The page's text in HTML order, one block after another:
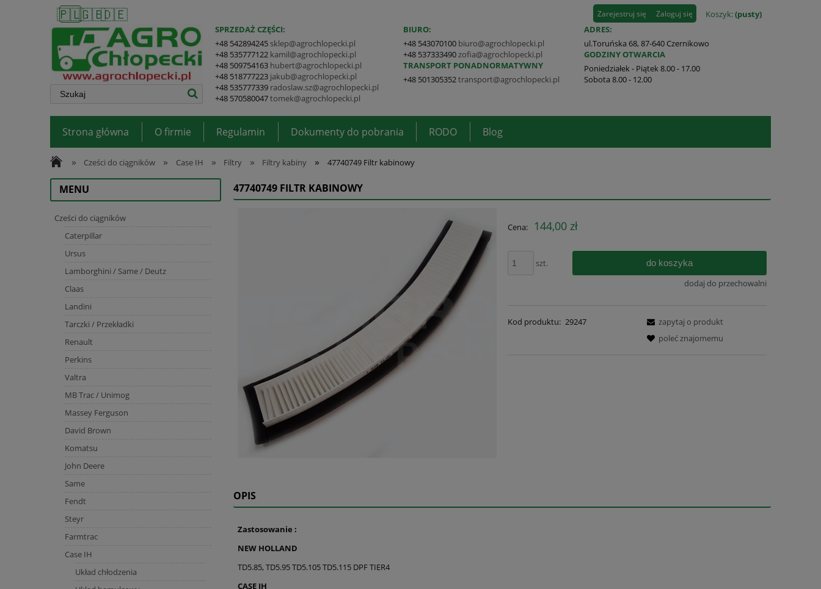
🇵🇱🇬🇧🇩🇪 Koszyk:(pusty)
Zarejestruj się Zaloguj się
SPRZEDAŻ CZĘŚCI:
+48 542894245 sklep@agrochlopecki.pl
+48 535777122 kamil@agrochlopecki.pl
+48 509754163 hubert@agrochlopecki.pl
+48 518777223 jakub@agrochlopecki.pl
+48 535777339 radoslaw.sz@agrochlopecki.pl
+48 570580047tomek@agrochlopecki.pl
BIURO:
+48 543070100 biuro@agrochlopecki.pl
+48 537333490 zofia@agrochlopecki.pl
TRANSPORT PONADNORMATYWNY
+48 501305352transport@agrochlopecki.pl
ADRES:
ul.Toruńska 68, 87-640 Czernikowo
GODZINY OTWARCIA
Poniedziałek - Piątek 8.00 - 17.00
Sobota 8.00 - 12.00
Strona główna O firmie Regulamin Dokumenty do pobrania RODO Blog
» Cześci do ciągników » Case IH » Filtry » Filtry kabiny » 47740749 Filtr kabinowy
MENU
Cześci do ciągników
Caterpillar
Ursus
Lamborghini / Same / Deutz
Claas
Landini
Tarczki / Przekładki
Renault
Perkins
Valtra
MB Trac / Unimog
Massey Ferguson
David Brown
Komatsu
John Deere
Same
Fendt
Steyr
Farmtrac
Case IH
Układ chłodzenia
47740749 FILTR KABINOWY
Cena: 144,00 zł
szt. do koszyka
dodaj do przechowalni
Kod produktu: 29247
zapytaj o produkt
poleć znajomemu
OPIS
Zastosowanie :
NEW HOLLAND
TD5.85, TD5.95 TD5.105 TD5.115 DPF TIER4
CASE IH